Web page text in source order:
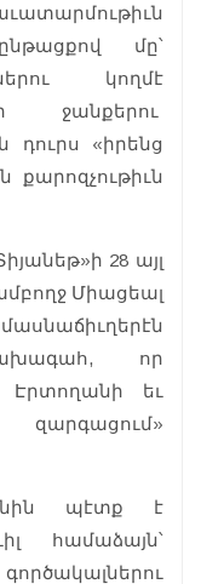
մը՝
կողմէ
ջանքերու
դուրս «իրենց
քարոզչութիւն
28 այլ
Միացեալ
որ
եւ
պէտք է
համաձայն՝